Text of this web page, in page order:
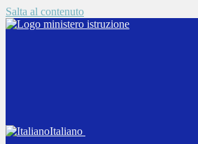
Salta al contenuto
Italiano